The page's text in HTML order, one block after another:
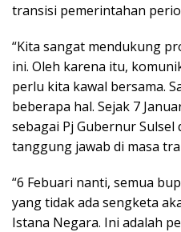
transisi pemerintahan
“Kita sangat mendukung
ini. Oleh karena itu,
perlu kita kawal bersama.
beberapa hal. Sejak 7
sebagai Pj Gubernur
tanggung jawab di masa
“6 Febuari nanti, semua
yang tidak ada sengketa
Istana Negara. Ini adalah